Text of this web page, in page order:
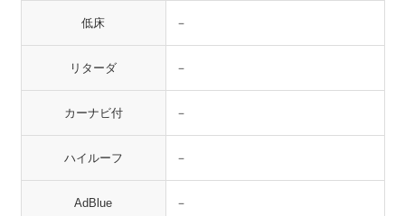
低床 －
リターダ －
カーナビ付 －
ハイルーフ －
AdBlue －